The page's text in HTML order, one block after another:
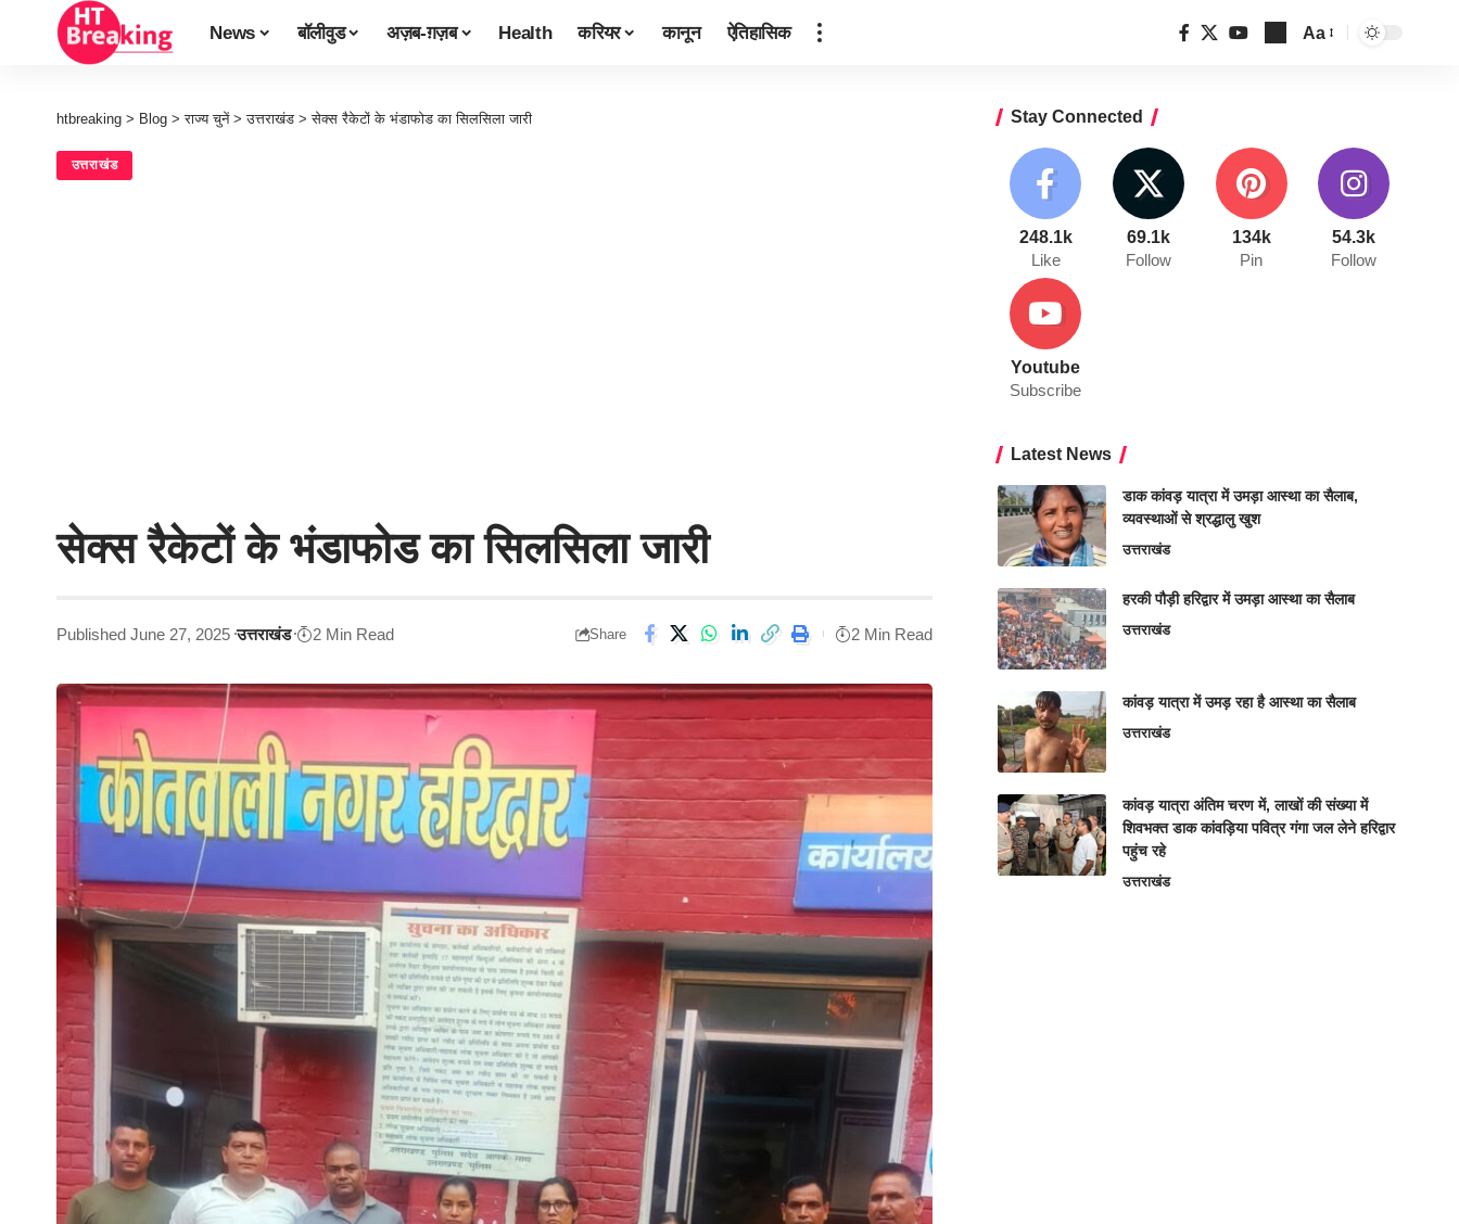
News बॉलीवुड अज़ब-ग़ज़ब Health करियर कानून ऐतिहासिक Aa
htbreaking > Blog >राज्य चुनें >उत्तराखंड >सेक्स रैकेटों के भंडाफोड का सिलसिला जारी
उत्तराखंड
सेक्स रैकेटों के भंडाफोड का सिलसिला जारी
Published June 27, 2025 उत्तराखंड 2 Min Read Share 2 Min Read
Stay Connected
248.1k
Like
69.1k
Follow
134k
Pin
54.3k
Follow
Youtube
Subscribe
Latest News
डाक कांवड़ यात्रा में उमड़ा आस्था का सैलाब,
व्यवस्थाओं से श्रद्धालु खुश
उत्तराखंड
हरकी पौड़ी हरिद्वार में उमड़ा आस्था का सैलाब
उत्तराखंड
कांवड़ यात्रा में उमड़ रहा है आस्था का सैलाब
उत्तराखंड
कांवड़ यात्रा अंतिम चरण में, लाखों की संख्या में
शिवभक्त डाक कांवड़िया पवित्र गंगा जल लेने हरिद्वार
पहुंच रहे
उत्तराखंड